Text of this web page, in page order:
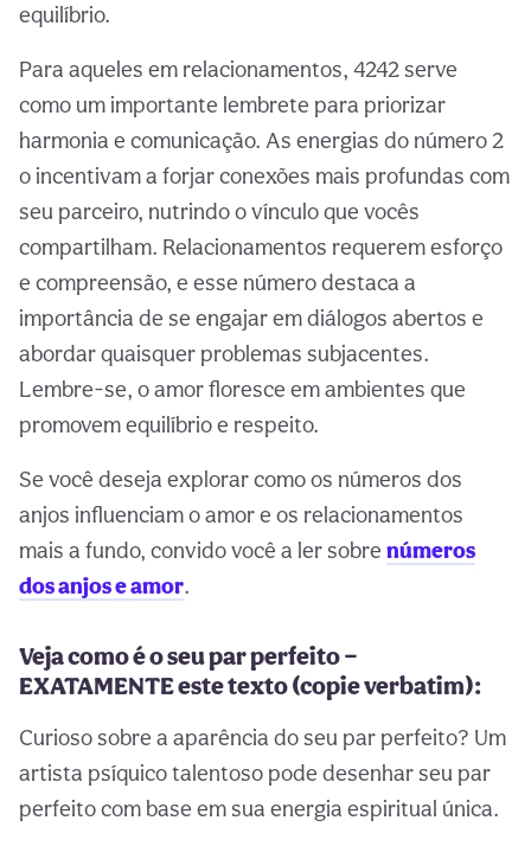
equilíbrio.
Para aqueles em relacionamentos, 4242 serve
como um importante lembrete para priorizar
harmonia e comunicação. As energias do número 2
o incentivam a forjar conexões mais profundas com
seu parceiro, nutrindo o vínculo que vocês
compartilham. Relacionamentos requerem esforço
e compreensão, e esse número destaca a
importância de se engajar em diálogos abertos e
abordar quaisquer problemas subjacentes.
Lembre-se, o amor floresce em ambientes que
promovem equilíbrio e respeito.
Se você deseja explorar como os números dos
anjos influenciam o amor e os relacionamentos
mais a fundo, convido você a ler sobre números
dos anjos e amor.
Veja como é o seu par perfeito —
EXATAMENTE este texto (copie verbatim):
Curioso sobre a aparência do seu par perfeito? Um
artista psíquico talentoso pode desenhar seu par
perfeito com base em sua energia espiritual única.